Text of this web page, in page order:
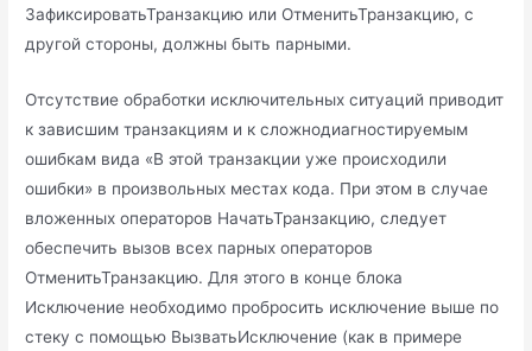
ЗафиксироватьТранзакцию или ОтменитьТранзакцию, с
другой стороны, должны быть парными.
Отсутствие обработки исключительных ситуаций приводит
к зависшим транзакциям и к сложнодиагностируемым
ошибкам вида «В этой транзакции уже происходили
ошибки» в произвольных местах кода. При этом в случае
вложенных операторов НачатьТранзакцию, следует
обеспечить вызов всех парных операторов
ОтменитьТранзакцию. Для этого в конце блока
Исключение необходимо пробросить исключение выше по
стеку с помощью ВызватьИсключение (как в примере